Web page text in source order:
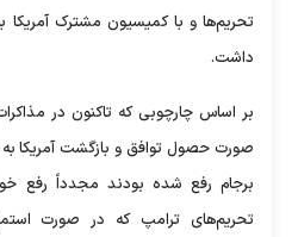
تحریم‌ها و با کمیسیون مشترک آمریکا
داشت.
بر اساس چارچوبی که تاکنون در
صورت حصول توافق و بازگشت آمریکا
برجام رفع شده بودند مجدداً رفع
تحریم‌های ترامپ که در صورت